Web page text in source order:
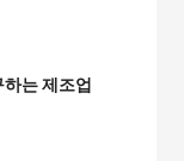
는 제조업